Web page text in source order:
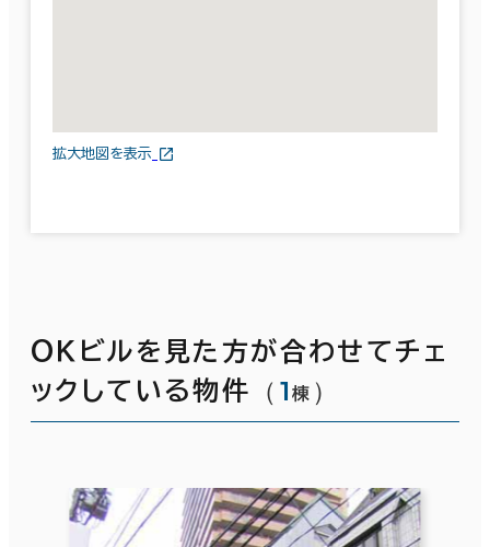
拡大地図を表示
ＯＫビルを見た方が合わせてチェ
ックしている物件
（ 1棟 ）